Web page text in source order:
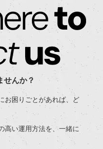
せんか？
お困りごとがあれば、ど
高い運用方法を、一緒に